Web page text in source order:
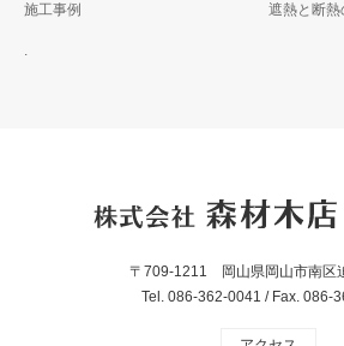
施工事例
.
遮熱と断熱
〒709-1211 岡山県岡山市南区
Tel. 086-362-0041 / Fax. 086-